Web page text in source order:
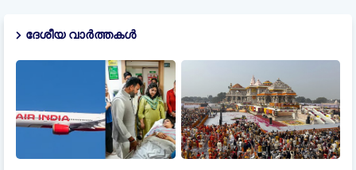
ദേശീയ വാർത്തകൾ